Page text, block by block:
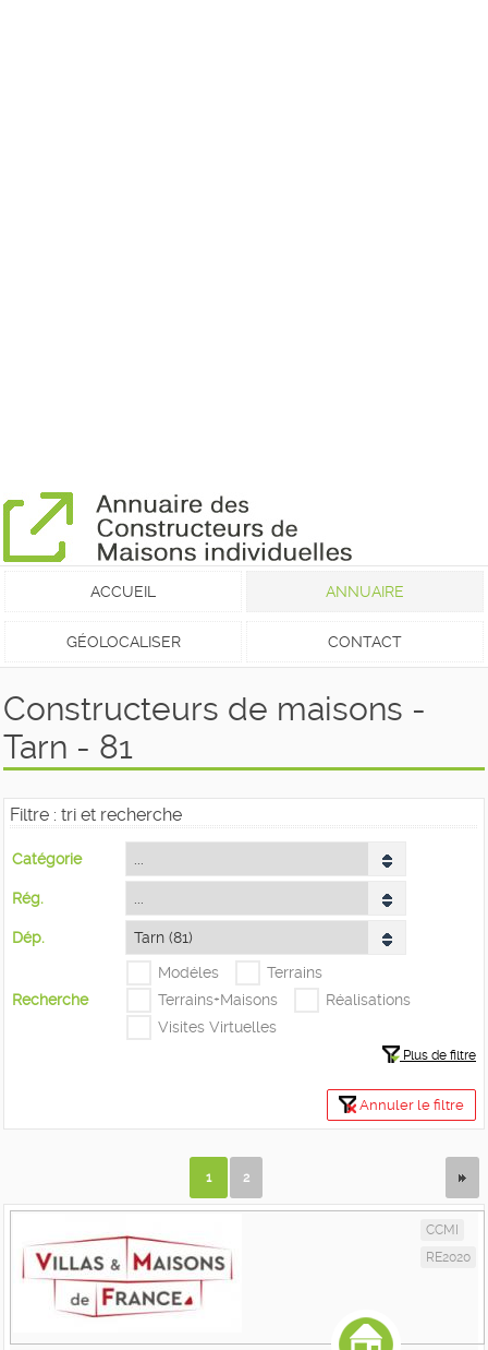
ACCUEIL ANNUAIRE
GÉOLOCALISER CONTACT
Constructeurs de maisons -
Tarn - 81
Filtre : tri et recherche
Catégorie
Rég.
Dép.
Recherche
Modéles
Terrains
Terrains+Maisons
Réalisations
Visites Virtuelles
Plus de filtre
Annuler le filtre
1 2
CCMI
RE2020